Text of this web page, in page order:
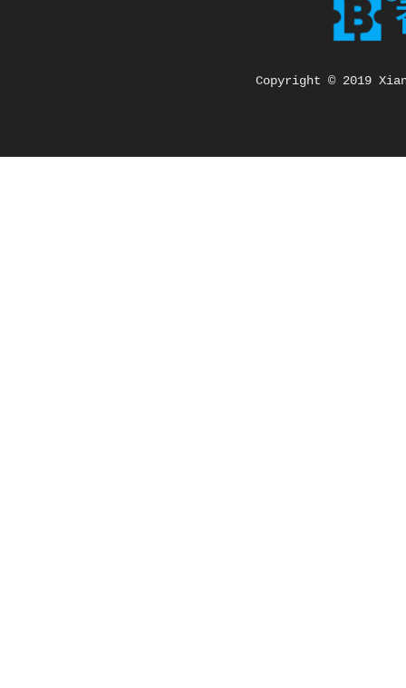
Copyright © 2019